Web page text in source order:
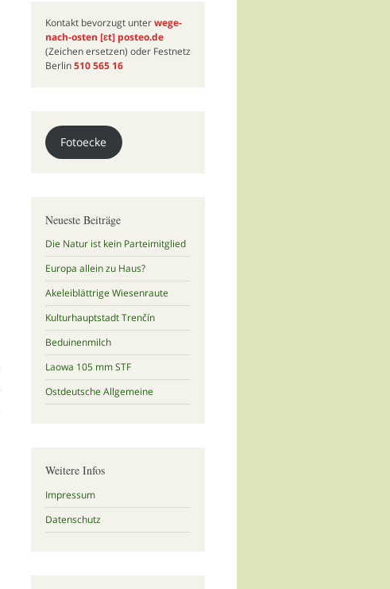
Kontakt bevorzugt unterwege-
nach-osten [ɛt]posteo.de
(Zeichen ersetzen) oder Festnetz
Berlin510 565 16
Fotoecke
Neueste Beiträge
Die Natur ist kein Parteimitglied
Europa allein zu Haus?
Akeleiblättrige Wiesenraute
Kulturhauptstadt Trenčín
Beduinenmilch
Laowa 105 mm STF
Ostdeutsche Allgemeine
Weitere Infos
Impressum
Datenschutz